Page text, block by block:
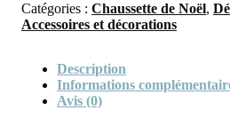
Catégories : Chaussette de Noël,
Accessoires et décorations
Description
Informations
Avis (0)